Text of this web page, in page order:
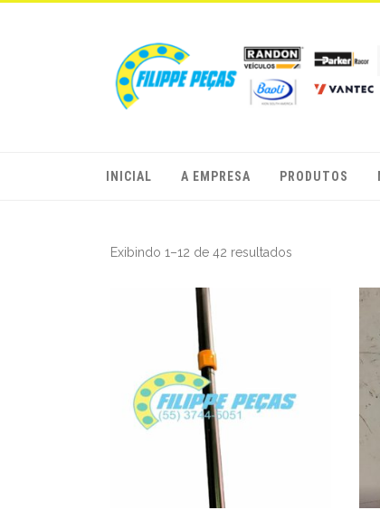
INICIAL A EMPRESA PRODUTOS
Exibindo 1–12 de 42 resultados